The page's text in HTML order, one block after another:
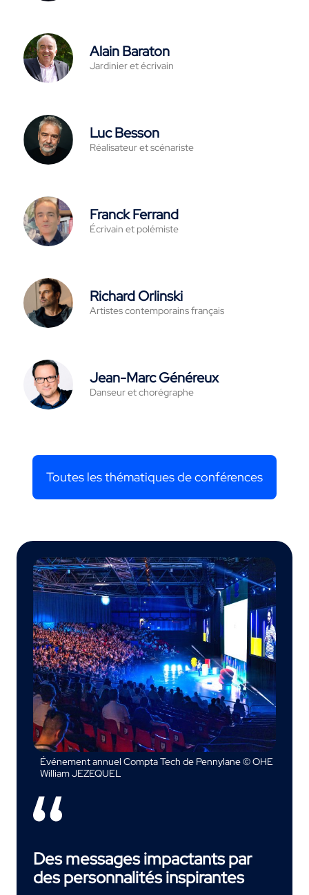
Alain Baraton
Jardinier et écrivain
Luc Besson
Réalisateur et scénariste
Franck Ferrand
Écrivain et polémiste
Richard Orlinski
Artistes contemporains français
Jean-Marc Généreux
Danseur et chorégraphe
Toutes les thématiques de conférences
Événement annuel Compta Tech de Pennylane © OHE
William JEZEQUEL
Des messages impactants par
des personnalités inspirantes